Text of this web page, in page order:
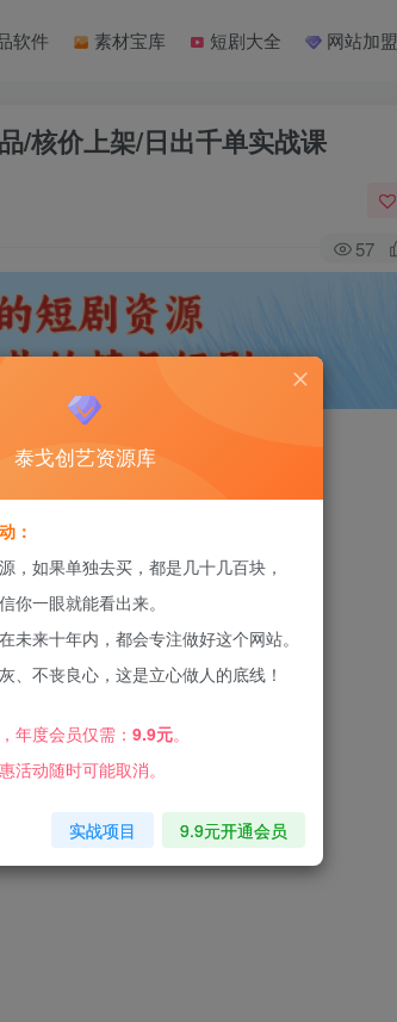
软件 素材宝库 短剧大全 网站加盟
/核价上架/日出千单实战课
57
泰戈创艺资源库
：
，如果单独去买，都是几十几百块，
你一眼就能看出来。
未来十年内，都会专注做好这个网站。
、不丧良心，这是立心做人的底线！
年度会员仅需： 9.9元。
活动随时可能取消。
实战项目 9.9元开通会员